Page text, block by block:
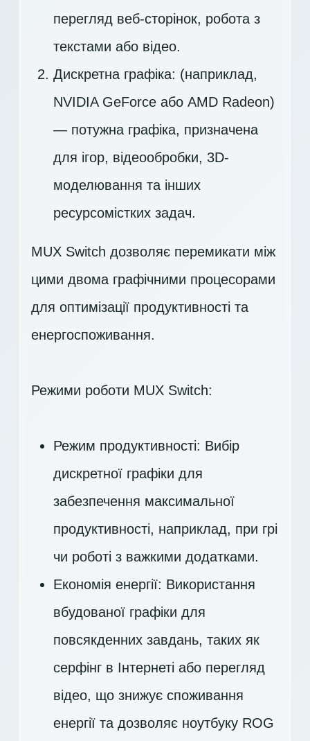
перегляд веб-сторінок, робота з
текстами або відео.
Дискретна графіка: (наприклад,
NVIDIA GeForce або AMD Radeon)
— потужна графіка, призначена
для ігор, відеообробки, 3D-
моделювання та інших
ресурсомістких задач.
MUX Switch дозволяє перемикати між
цими двома графічними процесорами
для оптимізації продуктивності та
енергоспоживання.
Режими роботи MUX Switch:
Режим продуктивності: Вибір
дискретної графіки для
забезпечення максимальної
продуктивності, наприклад, при грі
чи роботі з важкими додатками.
Економія енергії: Використання
вбудованої графіки для
повсякденних завдань, таких як
серфінг в Інтернеті або перегляд
відео, що знижує споживання
енергії та дозволяє ноутбуку ROG